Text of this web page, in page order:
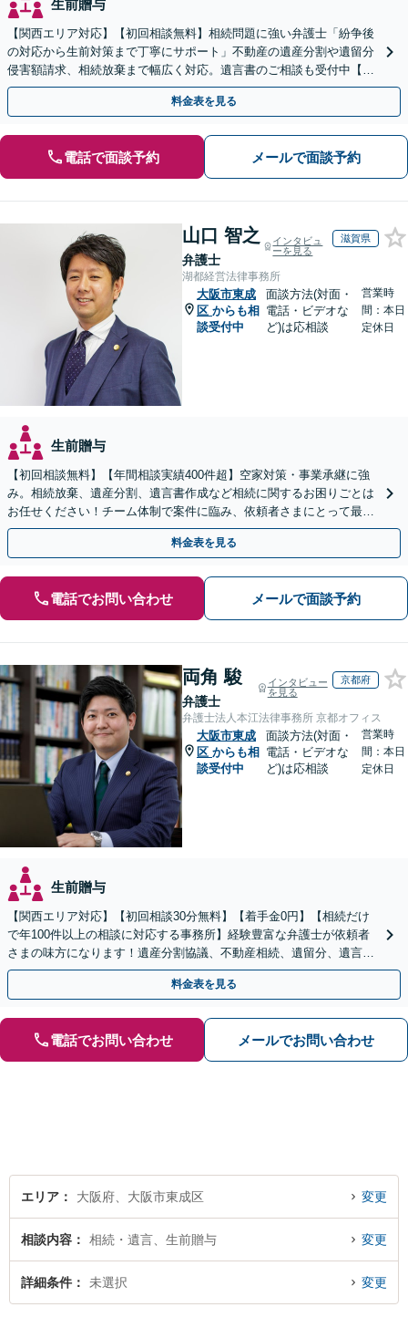
生前贈与
【関西エリア対応】【初回相談無料】相続問題に強い弁護士「紛争後
の対応から生前対策まで丁寧にサポート」不動産の遺産分割や遺留分
侵害額請求、相続放棄まで幅広く対応。遺言書のご相談も受付中【夜
間・休日面談可】【WEB面談】【完全個室】
料金表を見る
電話で面談予約 メールで面談予約
山口 智之
弁護士
インタビュ
ーを見る
滋賀県
湖都経営法律事務所
大阪市東成
区 からも相
談受付中
面談方法(対面・
電話・ビデオな
ど)は応相談
営業時
間：本日
定休日
生前贈与
【初回相談無料】【年間相談実績400件超】空家対策・事業承継に強
み。相続放棄、遺産分割、遺言書作成など相続に関するお困りごとは
お任せください！チーム体制で案件に臨み、依頼者さまにとって最善
の解決を目指します【堅田駅4分】【無料駐車場あり】
料金表を見る
電話でお問い合わせ メールで面談予約
両角 駿
弁護士
インタビュー
を見る
京都府
弁護士法人本江法律事務所 京都オフィス
大阪市東成
区 からも相
談受付中
面談方法(対面・
電話・ビデオな
ど)は応相談
営業時
間：本日
定休日
生前贈与
【関西エリア対応】【初回相談30分無料】【着手金0円】【相続だけ
で年100件以上の相談に対応する事務所】経験豊富な弁護士が依頼者
さまの味方になります！遺産分割協議、不動産相続、遺留分、遺言書
の作成など【烏丸御池駅7分】
料金表を見る
電話でお問い合わせ メールでお問い合わせ
エリア 大阪府、大阪市東成区 変更
相談内容 相続・遺言、生前贈与 変更
詳細条件 未選択 変更